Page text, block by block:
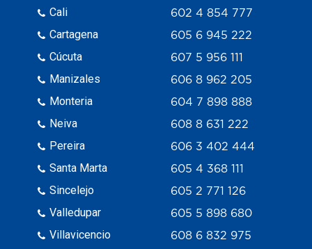
Cali
Cartagena
Cúcuta
Manizales
Monteria
Neiva
Pereira
Santa Marta
Sincelejo
Valledupar
Villavicencio
602 4 854 777
605 6 945 222
607 5 956 111
606 8 962 205
604 7 898 888
608 8 631 222
606 3 402 444
605 4 368 111
605 2 771 126
605 5 898 680
608 6 832 975